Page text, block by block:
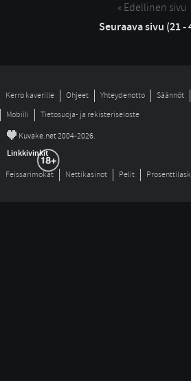
« Edellinen sivu
Seuraava sivu (21 -
Kerro kaverille Ohjeet Yhteydenotto Säännöt
Mobiili
Tietosuoja- ja rekisteriseloste
© Kuvake.net 2004-2026.
Linkkivinkit
Feissarimokat Nettikasinot Pelit